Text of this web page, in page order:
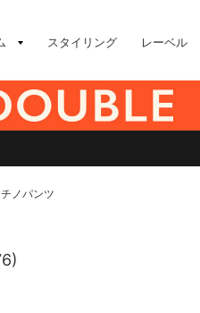
スタイリング レーベル
チノパンツ